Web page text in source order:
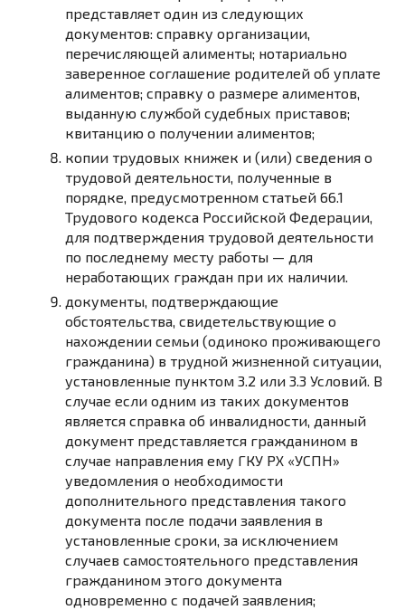
представляет один из следующих
документов: справку организации,
перечисляющей алименты; нотариально
заверенное соглашение родителей об уплате
алиментов; справку о размере алиментов,
выданную службой судебных приставов;
квитанцию о получении алиментов;
копии трудовых книжек и (или) сведения о
трудовой деятельности, полученные в
порядке, предусмотренном статьей 66.1
Трудового кодекса Российской Федерации,
для подтверждения трудовой деятельности
по последнему месту работы — для
неработающих граждан при их наличии.
документы, подтверждающие
обстоятельства, свидетельствующие о
нахождении семьи (одиноко проживающего
гражданина) в трудной жизненной ситуации,
установленные пунктом 3.2 или 3.3 Условий. В
случае если одним из таких документов
является справка об инвалидности, данный
документ представляется гражданином в
случае направления ему ГКУ РХ «УСПН»
уведомления о необходимости
дополнительного представления такого
документа после подачи заявления в
установленные сроки, за исключением
случаев самостоятельного представления
гражданином этого документа
одновременно с подачей заявления;